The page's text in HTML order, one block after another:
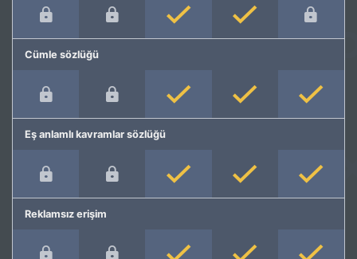
Cümle sözlüğü
Eş anlamlı kavramlar sözlüğü
Reklamsız erişim